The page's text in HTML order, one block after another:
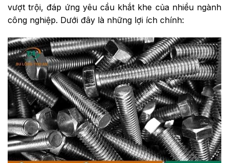
vượt trội, đáp ứng yêu cầu khắt khe của nhiều ngành
công nghiệp. Dưới đây là những lợi ích chính: